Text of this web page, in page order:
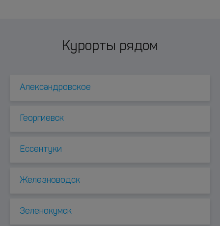
Курорты рядом
Александровское
Георгиевск
Ессентуки
Железноводск
Зеленокумск